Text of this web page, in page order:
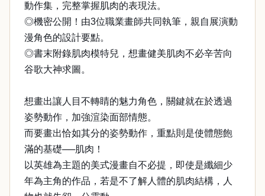
動作集，完整掌握肌肉的表現法。
◎機密公開！由3位職業畫師共同執筆，親自展演動
漫角色的設計要點。
◎書末附錄肌肉模特兒，想畫健美肌肉不必辛苦向
谷歌大神求圖。
想畫出讓人目不轉睛的魅力角色，關鍵就在於透過
姿勢動作，加強渲染面部情態。
而要畫出恰如其分的姿勢動作，重點則是使體態飽
滿的基礎──肌肉！
以英雄為主題的美式漫畫自不必提，即使是纖細少
年為主角的作品，若是不了解人體的肌肉結構，人